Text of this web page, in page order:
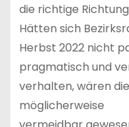
die richtige
Hätten sich
Herbst 2022 nicht
pragmatisch und
verhalten, wären
möglicherweise